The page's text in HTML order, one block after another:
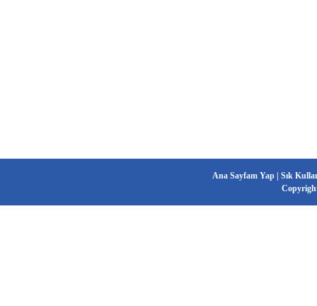
Ana Sayfam Yap
Sık